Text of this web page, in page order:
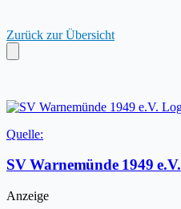
Zurück zur Übersicht
Quelle:
SV Warnemünde 1949 e.V.
Anzeige